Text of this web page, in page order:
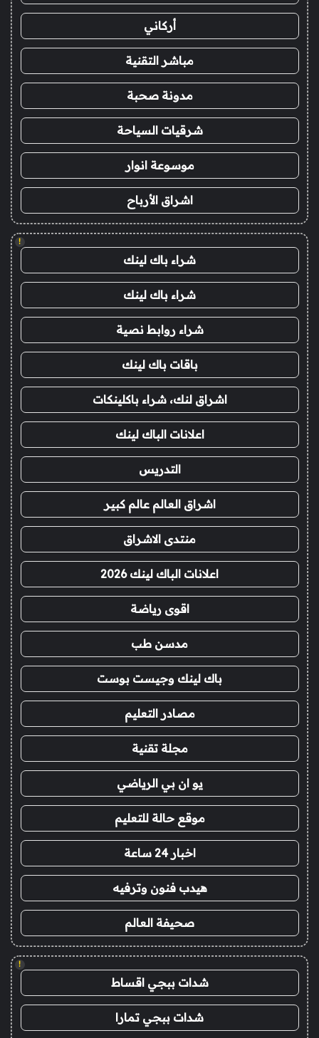
أركاني
مباشر التقنية
مدونة صحبة
شرقيات السياحة
موسوعة انوار
اشراق الأرباح
!
شراء باك لينك
شراء باك لينك
شراء روابط نصية
باقات باك لينك
اشراق لنك، شراء باكلينكات
اعلانات الباك لينك
التدريس
اشراق العالم عالم كبير
منتدى الاشراق
اعلانات الباك لينك 2026
اقوى رياضة
مدسن طب
باك لينك وجيست بوست
مصادر التعليم
مجلة تقنية
يو ان بي الرياضي
موقع حالة للتعليم
اخبار 24 ساعة
هيدب فنون وترفيه
صحيفة العالم
!
شدات ببجي اقساط
شدات ببجي تمارا